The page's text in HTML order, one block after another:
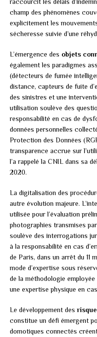
champ des phénomènes
explicitement les
sécheresse suivie d’une
L’émergence des objets
également les paradigmes
(détecteurs de fumée
distance, capteurs de fuite
des sinistres et une
utilisation soulève des
responsabilité en cas de
données personnelles
Protection des Données
transparence accrue sur
l’a rappelé la CNIL dans sa
2020.
La digitalisation des
autre évolution majeure.
utilisée pour l’évaluation
photographies transmises
soulève des interrogations
à la responsabilité en cas
de Paris, dans un arrêt du 11
mode d’expertise sous
de la méthodologie
une expertise physique en
Le développement des
constitue un défi émergent
domotiques connectés